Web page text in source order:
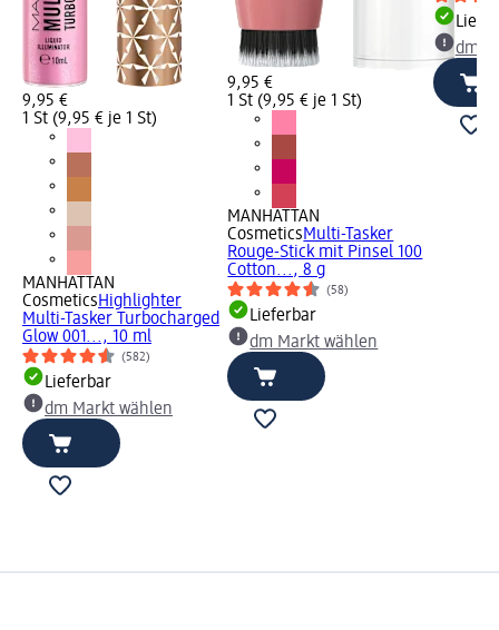
9,95 €
1 St (9,95 € je 1 St)
MANHATTAN
CosmeticsHighlighter
Multi-Tasker Turbocharged
Glow 001..., 10 ml
(582)
Lieferbar
dm Markt wählen
9,95 €
1 St (9,95 € je 1 St)
MANHATTAN
CosmeticsMulti-Tasker
Rouge-Stick mit Pinsel 100
Cotton..., 8 g
(58)
Lieferbar
dm Markt wählen
dm